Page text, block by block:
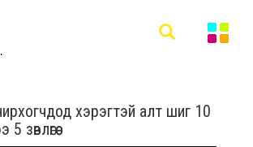
хэрэгтэй алт шиг 10
5 зөвлөгөө